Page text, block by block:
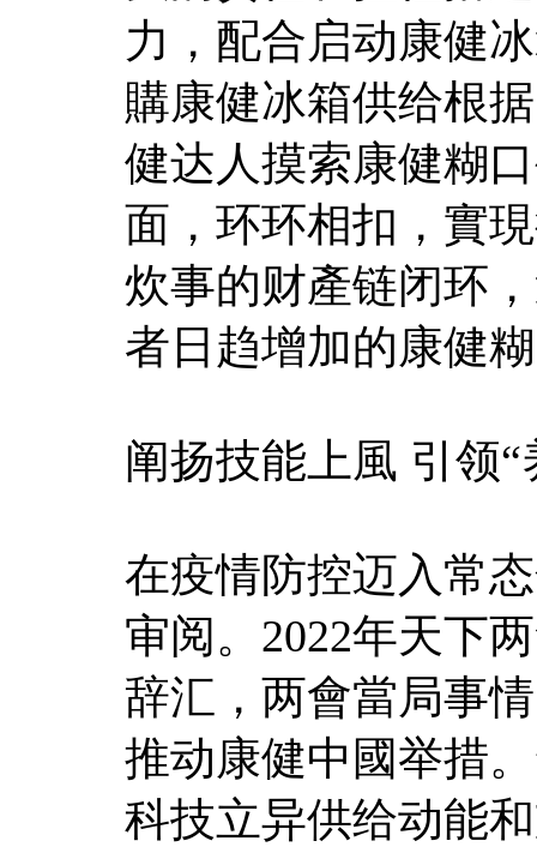
力，配合启动康健
購康健冰箱供给根
健达人摸索康健糊
面，环环相扣，實
炊事的财產链闭环
者日趋增加的康健
阐扬技能上風 引领
在疫情防控迈入常
审阅。2022年天下
辞汇，两會當局事
推动康健中國举措
科技立异供给动能